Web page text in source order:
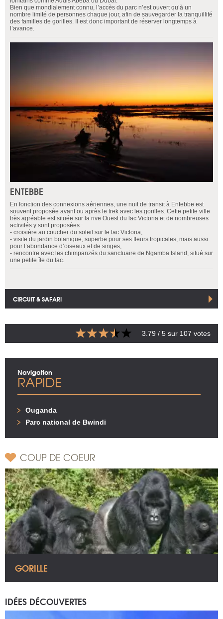
Bien que mondialement connu, l’accès du parc n’est ouvert qu’à un
nombre limité de personnes chaque jour, afin de sauvegarder la tranquillité
des familles de gorilles. Il est donc important de réserver longtemps à
l’avance.
ENTEBBE
En fonction des connexions aériennes, une nuit de transit à Entebbe est
souvent proposée avant ou après le trek avec les gorilles. Cette petite ville
très agréable est située sur la rive Ouest du lac Victoria et de nombreuses
activités y sont proposées :
- croisière au coucher du soleil sur le lac Victoria,
- visite du jardin botanique, superbe pour ses fleurs tropicales, mais aussi
pour l’abondance d’oiseaux et de singes,
- rencontre avec les chimpanzés du sanctuaire de Ngamba Island, situé sur
une petite île du lac.
CIRCUIT & SAFARI
3.79 / 5 sur 107 votes
Navigation
RAPIDE
Ouganda
Parc national de Bwindi
COUP DE COEUR
GORILLE
IDÉES DÉCOUVERTES